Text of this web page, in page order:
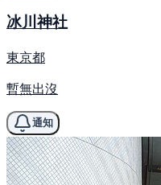
冰川神社
東京都
暫無出沒
通知